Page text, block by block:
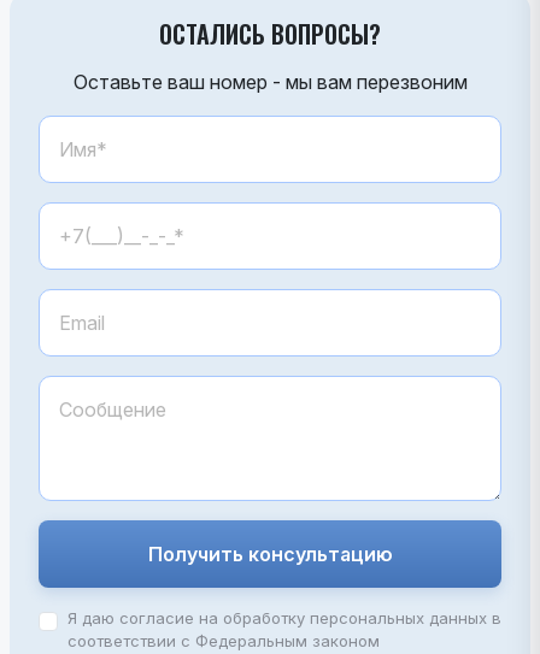
ОСТАЛИСЬ ВОПРОСЫ?
Оставьте ваш номер - мы вам перезвоним
Получить консультацию
Я даю согласие на обработку персональных данных в
соответствии с Федеральным законом